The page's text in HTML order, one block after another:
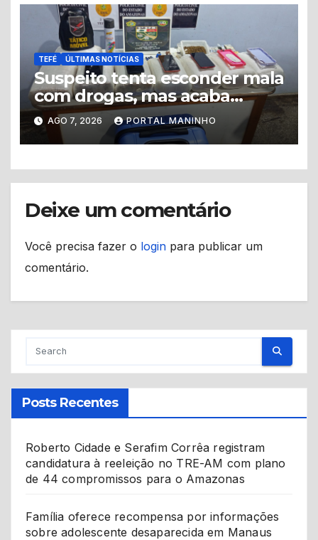
TEFÉ ÚLTIMAS NOTÍCIAS
Suspeito tenta esconder mala
com drogas, mas acaba
levando a polícia até ponto
de tráfico
AGO 7, 2026 PORTAL MANINHO
Deixe um comentário
Você precisa fazer o login para publicar um
comentário.
Posts Recentes
Roberto Cidade e Serafim Corrêa registram
candidatura à reeleição no TRE-AM com plano
de 44 compromissos para o Amazonas
Família oferece recompensa por informações
sobre adolescente desaparecida em Manaus